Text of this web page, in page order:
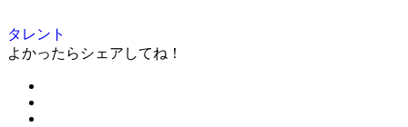
タレント
よかったらシェアしてね！